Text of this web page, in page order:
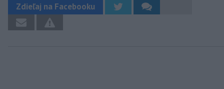
Zdieľaj na Facebooku